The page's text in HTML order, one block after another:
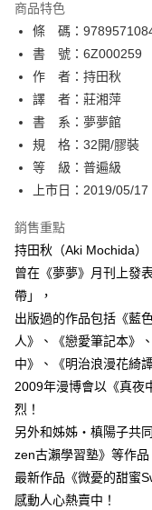
相關說明
【關於「AFTEE先享後付
AFTEE先享後付是「在收
便利好安心！
１．簡單：不需註冊會員
２．便利：只要手機號碼
３．安心：先確認商品／
【「AFTEE先享後付」結帳
１．於結帳方式選擇「
結帳頁面，進行簡訊認證
２．訂單成立數日內，您
ATM／網路銀行／等多元
※ 請注意：結帳手續完成
購買商品的店家。未經商
後付繳納相關費用。
※ 交易是否成功請以「
是否繳費成功／繳費後需
【注意事項】
１．透過由恩沛科技股份
易，需依本服務之必要範
權轉讓予恩沛科技股份有限
２．關於個人資料處理事
３．未成年的使用者請事
「AFTEE先享後付」，若
任。
ATM付款
運送方式
全家取貨付款
每筆NT$80，滿
付款後全家取貨
每筆NT$80，滿
付款後萊爾富取貨
每筆NT$80，滿
7-11取貨付款
每筆NT$80，滿
付款後7-11取貨
每筆NT$80，滿
宅配
每筆NT$100，滿
商品特色
條 碼：
書 號：6Z000259
作 者：持田秋
譯 者：莊湘萍
書 系：夢夢館
規 格：32開/膠裝
等 級：普遍級
上市日：2019/05/17
銷售重點
持田秋（Aki Mochida）
曾在《夢夢》月刊上發
帶」，
出版過的作品包括《藍
人》、《戀愛筆記本》
中》、《明治浪漫花綺
2009年漫博會以《真夜
烈！
另外和姊姊‧槙陽子共
zen古瀨學習塾》等作品
最新作品《微憂的甜蜜
感動人心熱賣中！